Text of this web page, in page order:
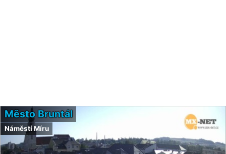
Město Bruntál
Náměstí Míru